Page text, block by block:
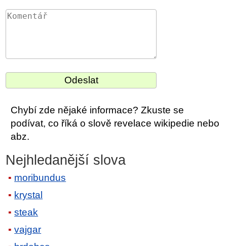
Chybí zde nějaké informace? Zkuste se
podívat, co říká o slově revelace wikipedie nebo
abz.
Nejhledanější slova
moribundus
krystal
steak
vajgar